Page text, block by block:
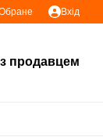
Вхід
продавцем